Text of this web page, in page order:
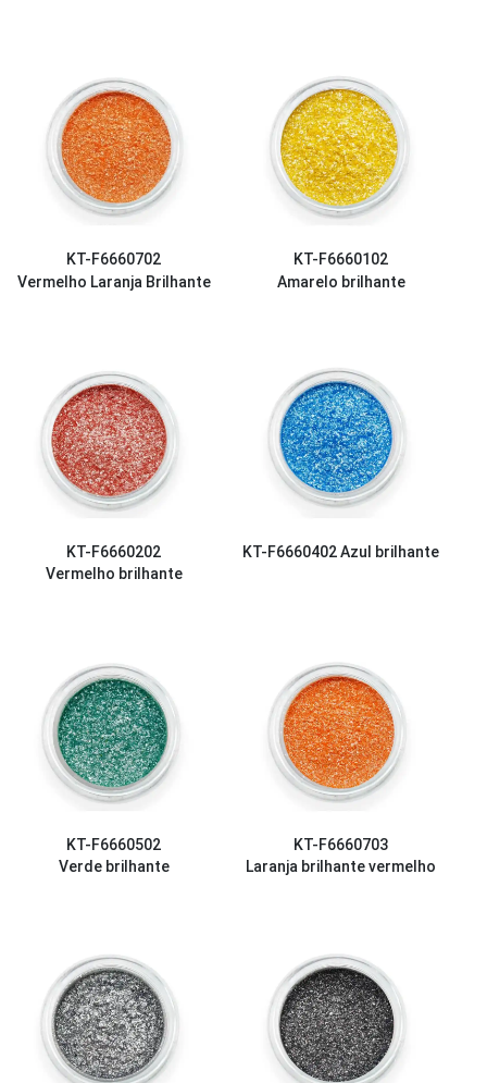
KT-F6660702
Vermelho Laranja Brilhante
KT-F6660102
Amarelo brilhante
KT-F6660202
Vermelho brilhante
KT-F6660402Azul brilhante
KT-F6660502
Verde brilhante
KT-F6660703
Laranja brilhante vermelho